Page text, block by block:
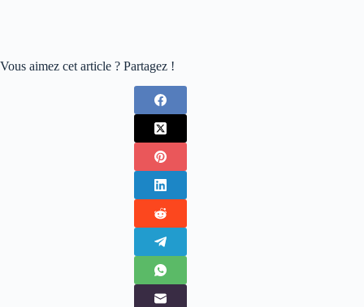
Vous aimez cet article ? Partagez !